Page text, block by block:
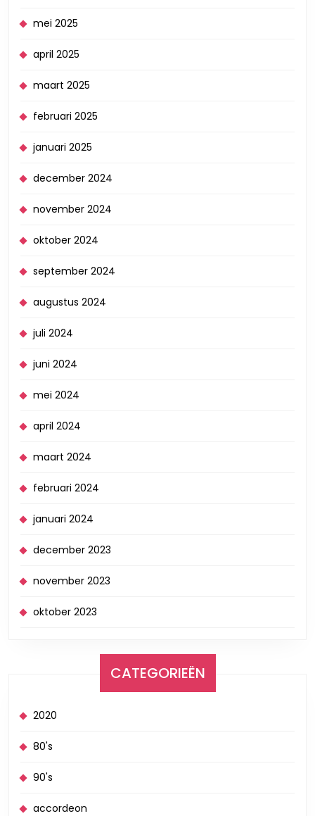
mei 2025
april 2025
maart 2025
februari 2025
januari 2025
december 2024
november 2024
oktober 2024
september 2024
augustus 2024
juli 2024
juni 2024
mei 2024
april 2024
maart 2024
februari 2024
januari 2024
december 2023
november 2023
oktober 2023
CATEGORIEËN
2020
80's
90's
accordeon